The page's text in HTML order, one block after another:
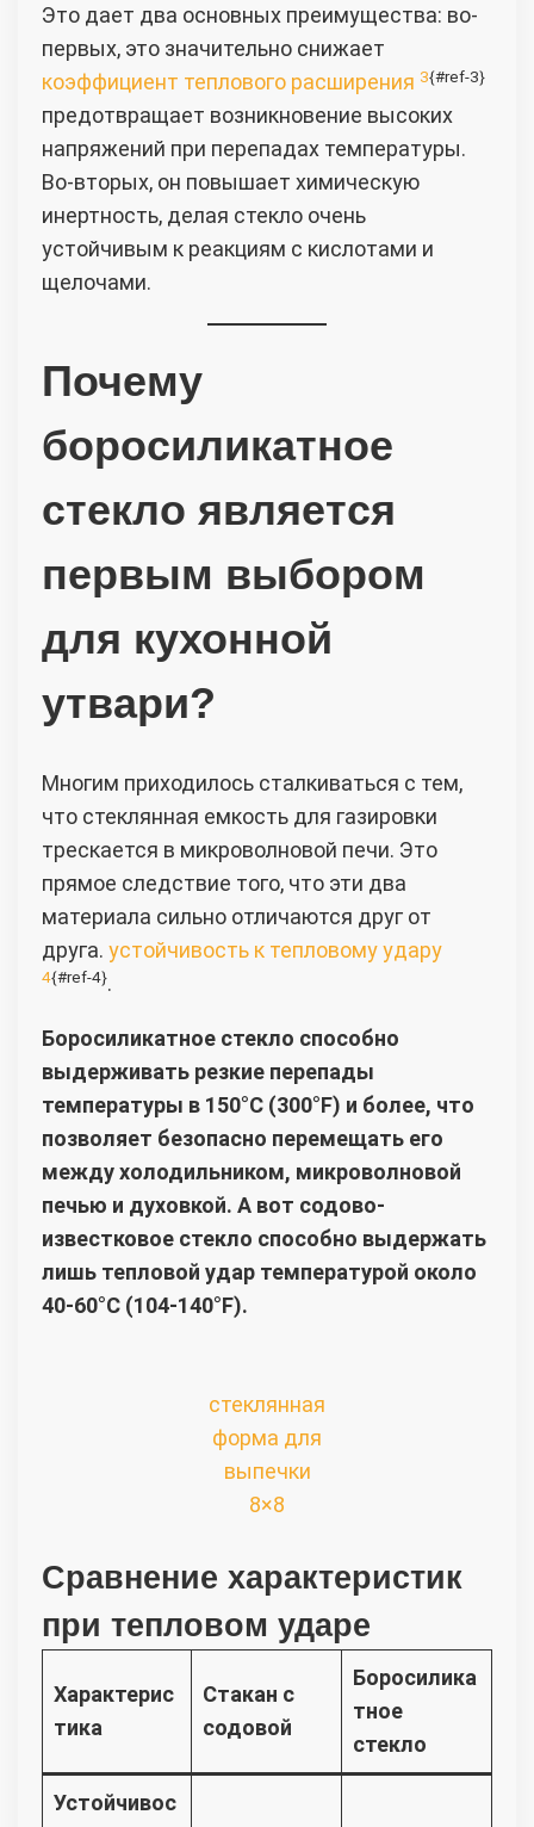
Это дает два основных преимущества: во-
первых, это значительно снижает
коэффициент теплового расширения 3{#ref-3}
предотвращает возникновение высоких
напряжений при перепадах температуры.
Во-вторых, он повышает химическую
инертность, делая стекло очень
устойчивым к реакциям с кислотами и
щелочами.
Почему
боросиликатное
стекло является
первым выбором
для кухонной
утвари?
Многим приходилось сталкиваться с тем,
что стеклянная емкость для газировки
трескается в микроволновой печи. Это
прямое следствие того, что эти два
материала сильно отличаются друг от
друга. устойчивость к тепловому удару
4{#ref-4}.
Боросиликатное стекло способно
выдерживать резкие перепады
температуры в 150°C (300°F) и более, что
позволяет безопасно перемещать его
между холодильником, микроволновой
печью и духовкой. А вот содово-
известковое стекло способно выдержать
лишь тепловой удар температурой около
40-60°C (104-140°F).
стеклянная
форма для
выпечки
8×8
Сравнение характеристик
при тепловом ударе
Характерис
тика
Стакан с
содовой
Боросилика
тное
стекло
Устойчивос